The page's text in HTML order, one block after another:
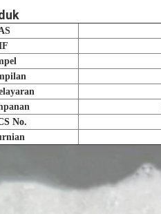
No.